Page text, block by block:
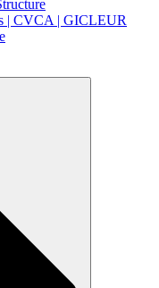
| CVCA | GICLEUR